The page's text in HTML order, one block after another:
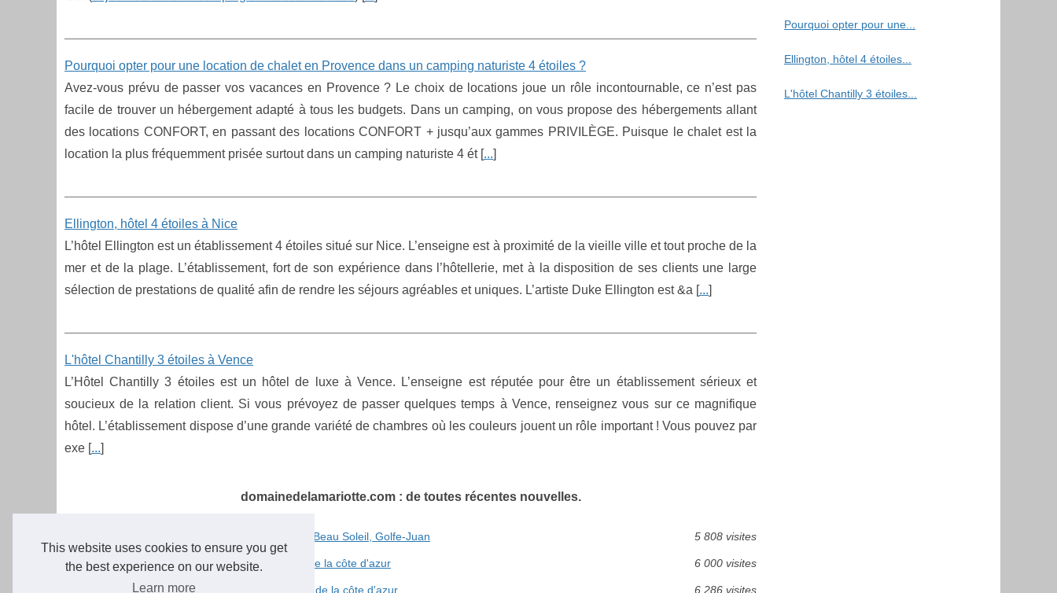
This website uses cookies to ensure you get
the best experience on our website.
Learn more
Pourquoi opter pour une location de chalet en Provence dans un camping naturiste 4 étoiles ?
Avez-vous prévu de passer vos vacances en Provence ? Le choix de locations joue un rôle incontournable, ce n’est pas
facile de trouver un hébergement adapté à tous les budgets. Dans un camping, on vous propose des hébergements allant
des locations CONFORT, en passant des locations CONFORT + jusqu’aux gammes PRIVILÈGE. Puisque le chalet est la
location la plus fréquemment prisée surtout dans un camping naturiste 4 ét [...]
Ellington, hôtel 4 étoiles à Nice
L’hôtel Ellington est un établissement 4 étoiles situé sur Nice. L’enseigne est à proximité de la vieille ville et tout proche de la
mer et de la plage. L’établissement, fort de son expérience dans l’hôtellerie, met à la disposition de ses clients une large
sélection de prestations de qualité afin de rendre les séjours agréables et uniques. L’artiste Duke Ellington est &a [...]
L'hôtel Chantilly 3 étoiles à Vence
L’Hôtel Chantilly 3 étoiles est un hôtel de luxe à Vence. L’enseigne est réputée pour être un établissement sérieux et
soucieux de la relation client. Si vous prévoyez de passer quelques temps à Vence, renseignez vous sur ce magnifique
hôtel. L’établissement dispose d’une grande variété de chambres où les couleurs jouent un rôle important ! Vous pouvez par
exe [...]
domainedelamariotte.com : de toutes récentes nouvelles.
Séjourner à l'hôtel 3 étoiles le Beau Soleil, Golfe-Juan 5 808 visites
31/8/2016 Visiter Menton, la ville Jardin de la côte d'azur 6 000 visites
30/8/2016 Le Fort Carré à Antibes, joyau de la côte d'azur 6 286 visites
Pourquoi opter pour une...
Ellington, hôtel 4 étoiles...
L'hôtel Chantilly 3 étoiles...